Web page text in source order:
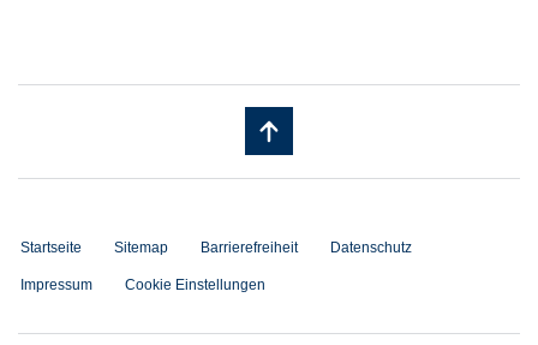
Startseite Sitemap Barrierefreiheit Datenschutz
Impressum Cookie Einstellungen